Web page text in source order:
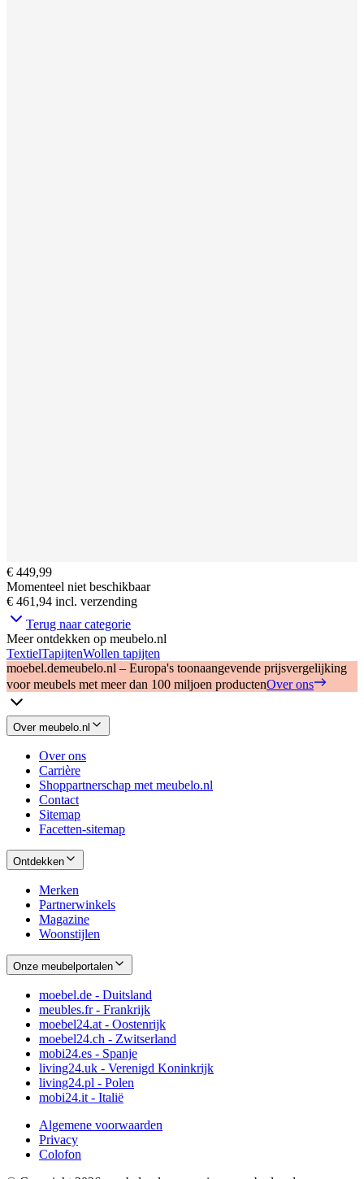
€ 449,99
Momenteel niet beschikbaar
€ 461,94 incl. verzending
Terug naar categorie
Meer ontdekken op meubelo.nl
TextielTapijtenWollen tapijten
moebel.demeubelo.nl – Europa's toonaangevende prijsvergelijking
voor meubels met meer dan 100 miljoen productenOver ons
Over meubelo.nl
Over ons
Carrière
Shoppartnerschap met meubelo.nl
Contact
Sitemap
Facetten-sitemap
Ontdekken
Merken
Partnerwinkels
Magazine
Woonstijlen
Onze meubelportalen
moebel.de - Duitsland
meubles.fr - Frankrijk
moebel24.at - Oostenrijk
moebel24.ch - Zwitserland
mobi24.es - Spanje
living24.uk - Verenigd Koninkrijk
living24.pl - Polen
mobi24.it - Italië
Algemene voorwaarden
Privacy
Colofon